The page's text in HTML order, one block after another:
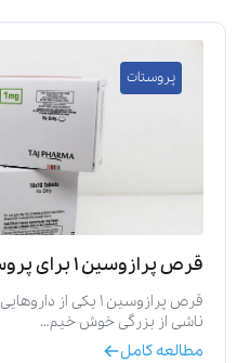
پروستات
قرص پرازوسین ۱ برای پروستات
قرص پرازوسین ۱ یکی
ناشی از بزرگی خوش خیم…
مطالعه کامل